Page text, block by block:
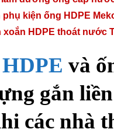
kiện ống HDPE
HDPE thoát nước
và
gắn
các nhà